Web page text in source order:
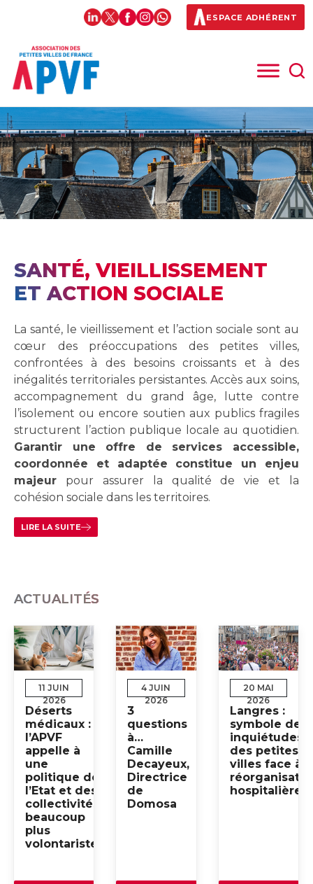
ESPACE ADHÉRENT
SANTÉ, VIEILLISSEMENT
ET ACTION SOCIALE
La santé, le vieillissement et l’action sociale sont au
cœur des préoccupations des petites villes,
confrontées à des besoins croissants et à des
inégalités territoriales persistantes. Accès aux soins,
accompagnement du grand âge, lutte contre
l’isolement ou encore soutien aux publics fragiles
structurent l’action publique locale au quotidien.
Garantir une offre de services accessible,
coordonnée et adaptée constitue un enjeu
majeur pour assurer la qualité de vie et la
cohésion sociale dans les territoires.
LIRE LA SUITE
ACTUALITÉS
11 JUIN
2026
Déserts
médicaux :
l’APVF
appelle à
une
politique de
l’Etat et des
collectivités
beaucoup
plus
volontariste
4 JUIN
2026
3
questions
à…
Camille
Decayeux,
Directrice
de
Domosa
20 MAI
2026
Langres :
symbole des
inquiétudes
des petites
villes face à
hospitalière